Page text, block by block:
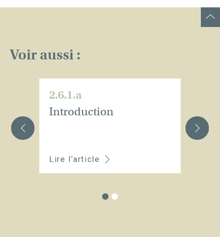
Voir aussi :
2.6.1.a
Introduction
Lire l'article